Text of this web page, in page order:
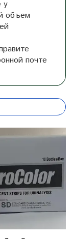
у
объем
почте